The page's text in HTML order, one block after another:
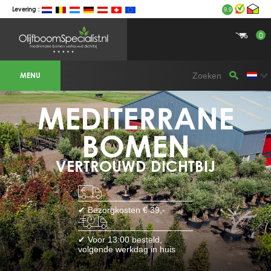
Levering : 9.9
BOTANICALGROUP WERKGEBIEDEN &
WEBSITES
OLIJFBOOMSPECIALIST.NL
OLIJFBOOMSPECIALIST.BE
LESPECIALISTEDESOLIVIERS.FR
OLIVENBAUM.DE
DRZEWAOLIWNE.PL
OLIVETREESPECIALIST.COM
Bomen
BOMEN.NL
GROENBLIJVENDEBOMEN.NL
GROENBLIJVENDEBOMEN.BE
PALMBOMENSPECIALIST.NL
IMMERGRUENEBAEUME.DE
Botanicalgroup
BOTANICALGROUP.EU
BOTANICALGROUP.DE
BOTANICALGROUP.BE
0
MENU
MEDITERRANE
BOMEN
VERTROUWD DICHTBIJ
✔ Bezorgkosten € 39,-
✔ Voor 13:00 besteld,
volgende werkdag in huis